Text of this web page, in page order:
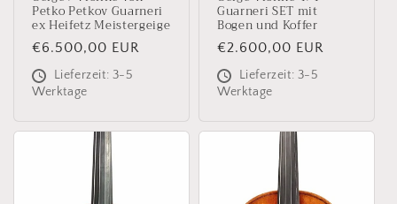
Petko Petkov Guarneri
ex Heifetz Meistergeige
Normaler
Preis
€6.500,00 EUR
Lieferzeit: 3-5
Werktage
Guarneri SET mit
Bogen und Koffer
Normaler
Preis
€2.600,00 EUR
Lieferzeit: 3-5
Werktage